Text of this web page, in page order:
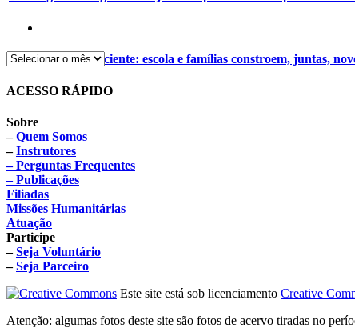
Alimentação consciente: escola e famílias constroem, juntas,
ACESSO RÁPIDO
Sobre
–Quem Somos
–Instrutores
– Perguntas Frequentes
– Publicações
Filiadas
Missões Humanitárias
Atuação
Participe
–Seja Voluntário
–Seja Parceiro
Este site está sob licenciamento Creative
Atenção: algumas fotos deste site são fotos de acervo tiradas no